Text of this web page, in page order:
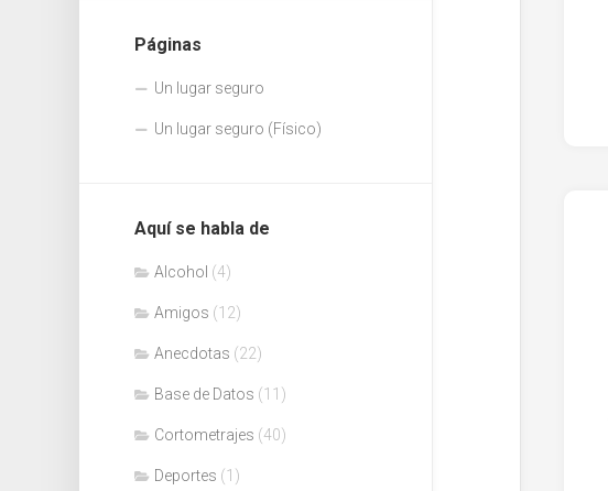
Páginas
Un lugar seguro
Un lugar seguro (Físico)
Aquí se habla de
Alcohol (4)
Amigos (12)
Anecdotas (22)
Base de Datos (11)
Cortometrajes (40)
Deportes (1)